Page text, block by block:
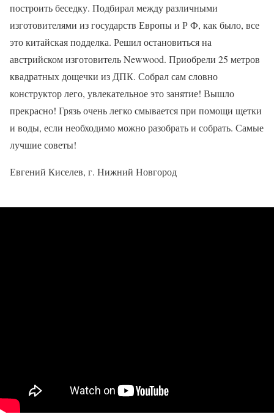
построить беседку. Подбирал между различными
изготовителями из государств Европы и Р Ф, как было, все
это китайская подделка. Решил остановиться на
австрийском изготовитель Newwood. Приобрели 25 метров
квадратных дощечки из ДПК. Собрал сам словно
конструктор лего, увлекательное это занятие! Вышло
прекрасно! Грязь очень легко смывается при помощи щетки
и воды, если необходимо можно разобрать и собрать. Самые
лучшие советы!
Евгений Киселев, г. Нижний Новгород